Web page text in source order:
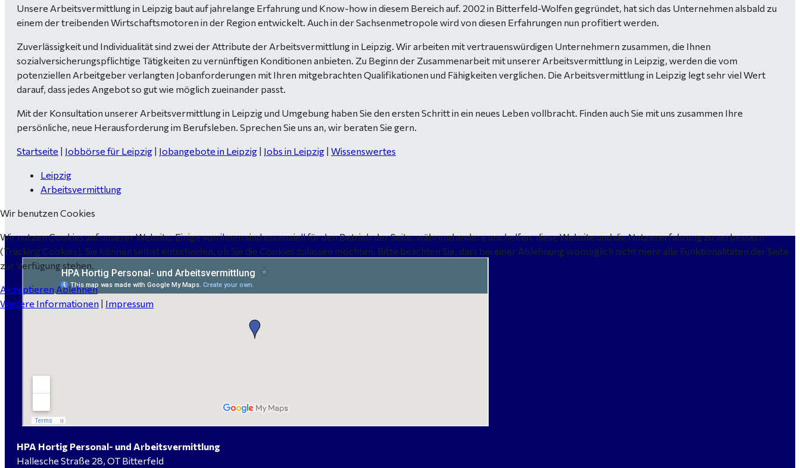
Unsere Arbeitsvermittlung in Leipzig baut auf jahrelange Erfahrung und Know-how in diesem Bereich auf. 2002 in Bitterfeld-Wolfen gegründet, hat sich das Unternehmen alsbald zu
einem der treibenden Wirtschaftsmotoren in der Region entwickelt. Auch in der Sachsenmetropole wird von diesen Erfahrungen nun profitiert werden.
Zuverlässigkeit und Individualität sind zwei der Attribute der Arbeitsvermittlung in Leipzig. Wir arbeiten mit vertrauenswürdigen Unternehmern zusammen, die Ihnen
sozialversicherungspflichtige Tätigkeiten zu vernünftigen Konditionen anbieten. Zu Beginn der Zusammenarbeit mit unserer Arbeitsvermittlung in Leipzig, werden die vom
potenziellen Arbeitgeber verlangten Jobanforderungen mit Ihren mitgebrachten Qualifikationen und Fähigkeiten verglichen. Die Arbeitsvermittlung in Leipzig legt sehr viel Wert
darauf, dass jedes Angebot so gut wie möglich zueinander passt.
Mit der Konsultation unserer Arbeitsvermittlung in Leipzig und Umgebung haben Sie den ersten Schritt in ein neues Leben vollbracht. Finden auch Sie mit uns zusammen Ihre
persönliche, neue Herausforderung im Berufsleben. Sprechen Sie uns an, wir beraten Sie gern.
Startseite | Jobbörse für Leipzig | Jobangebote in Leipzig | Jobs in Leipzig | Wissenswertes
Leipzig
Arbeitsvermittlung
HPA Hortig Personal- und Arbeitsvermittlung
Hallesche Straße 28, OT Bitterfeld
Wir benutzen Cookies
Wir nutzen Cookies auf unserer Website. Einige von ihnen sind essenziell für den Betrieb der Seite, während andere uns helfen, diese Website und die Nutzererfahrung zu verbessern
(Tracking Cookies). Sie können selbst entscheiden, ob Sie die Cookies zulassen möchten. Bitte beachten Sie, dass bei einer Ablehnung womöglich nicht mehr alle Funktionalitäten der Seite
zur Verfügung stehen.
Akzeptieren Ablehnen
Weitere Informationen | Impressum